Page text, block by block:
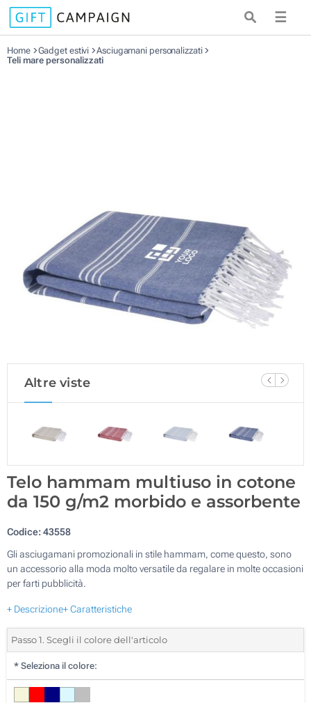
☰
Home Gadget estivi
Asciugamani personalizzati
Teli mare personalizzati
Altre viste
Telo hammam multiuso in cotone
da 150 g/m2 morbido e assorbente
Codice:43558
Gli asciugamani promozionali in stile hammam, come questo, sono
un accessorio alla moda molto versatile da regalare in molte occasioni
per farti pubblicità.
+ Descrizione+ Caratteristiche
Passo 1. Scegli il colore dell'articolo
* Seleziona il colore: